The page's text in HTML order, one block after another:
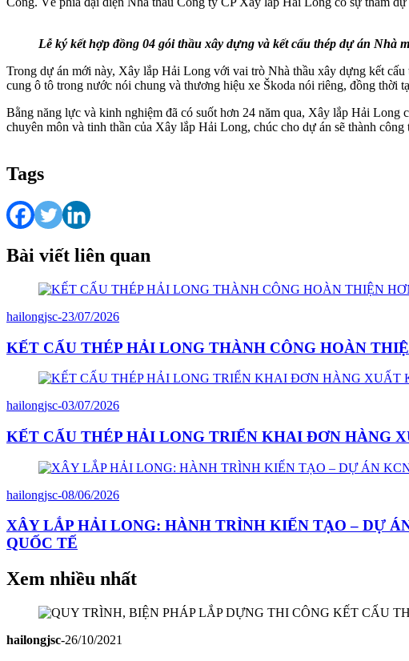
Lễ ký kết hợp đồng 04 gói thầu xây dựng và kết cấu thép dự án Nhà
Trong dự án mới này, Xây lắp Hải Long với vai trò Nhà thầu xây dựng kết
cung ô tô trong nước nói chung và thương hiệu xe Škoda nói riêng, đồng thời
Bằng năng lực và kinh nghiệm đã có suốt hơn 24 năm qua, Xây lắp Hải Long
chuyên môn và tinh thần của Xây lắp Hải Long, chúc cho dự án sẽ thành công
Tags
Bài viết liên quan
hailongjsc-23/07/2026
KẾT CẤU THÉP HẢI LONG THÀNH CÔNG HOÀN
hailongjsc-03/07/2026
KẾT CẤU THÉP HẢI LONG TRIỂN KHAI ĐƠN HÀNG
hailongjsc-08/06/2026
XÂY LẮP HẢI LONG: HÀNH TRÌNH KIẾN TẠO – DỰ
QUỐC TẾ
Xem nhiều nhất
hailongjsc-26/10/2021